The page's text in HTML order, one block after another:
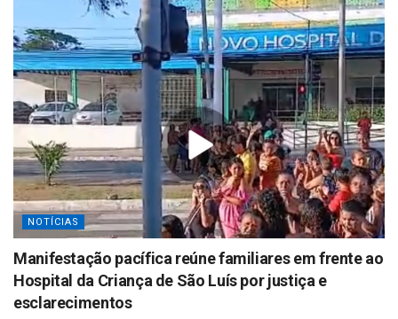
NOTÍCIAS
Manifestação pacífica reúne familiares em frente ao
Hospital da Criança de São Luís por justiça e
esclarecimentos